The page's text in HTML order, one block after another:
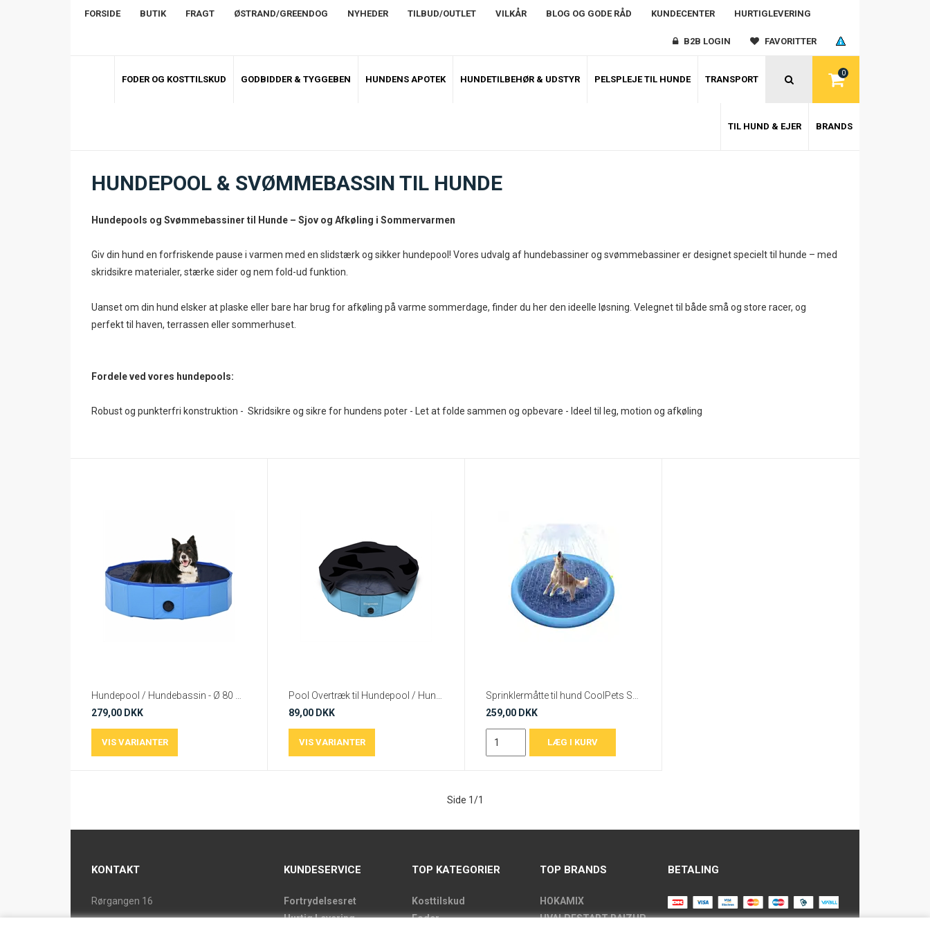
FORSIDE BUTIK FRAGT ØSTRAND/GREENDOG NYHEDER TILBUD/OUTLET VILKÅR BLOG OG GODE RÅD KUNDECENTER HURTIGLEVERING
B2B LOGIN FAVORITTER
0
FODER OG KOSTTILSKUD GODBIDDER & TYGGEBEN HUNDENS APOTEK HUNDETILBEHØR & UDSTYR PELSPLEJE TIL HUNDE TRANSPORT
TIL HUND & EJER BRANDS
HUNDEPOOL & SVØMMEBASSIN TIL HUNDE
Hundepools og Svømmebassiner til Hunde – Sjov og Afkøling i Sommervarmen
Giv din hund en forfriskende pause i varmen med en slidstærk og sikker hundepool! Vores udvalg af hundebassiner og svømmebassiner er designet specielt til hunde – med
skridsikre materialer, stærke sider og nem fold-ud funktion.
Uanset om din hund elsker at plaske eller bare har brug for afkøling på varme sommerdage, finder du her den ideelle løsning. Velegnet til både små og store racer, og
perfekt til haven, terrassen eller sommerhuset.
Fordele ved vores hundepools:
Robust og punkterfri konstruktion - Skridsikre og sikre for hundens poter - Let at folde sammen og opbevare - Ideel til leg, motion og afkøling
279,00 DKK
89,00 DKK
259,00 DKK
Side 1/1
KONTAKT
Rørgangen 16
KUNDESERVICE
Fortrydelsesret
Hurtig Levering
TOP KATEGORIER
Kosttilskud
Foder
TOP BRANDS
HOKAMIX
HVALPESTART RAIZUP
BETALING